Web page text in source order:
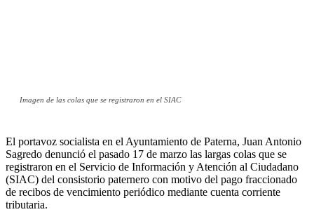
Imagen de las colas que se registraron en el SIAC
El portavoz socialista en el Ayuntamiento de Paterna, Juan Antonio
Sagredo denunció el pasado 17 de marzo las largas colas que se
registraron en el Servicio de Información y Atención al Ciudadano
(SIAC) del consistorio paternero con motivo del pago fraccionado
de recibos de vencimiento periódico mediante cuenta corriente
tributaria.